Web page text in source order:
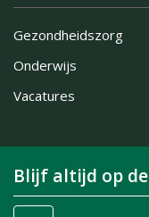
Gezondheidszorg
Onderwijs
Vacatures
Blijf altijd op